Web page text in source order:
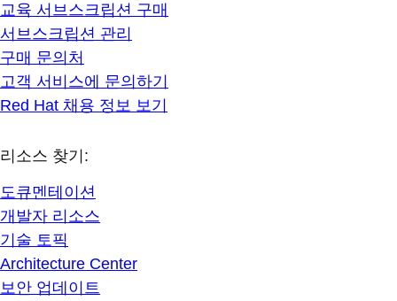
교육 서브스크립션 구매
서브스크립션 관리
구매 문의처
고객 서비스에 문의하기
Red Hat 채용 정보 보기
리소스 찾기:
도큐멘테이션
개발자 리소스
기술 토픽
Architecture Center
보안 업데이트